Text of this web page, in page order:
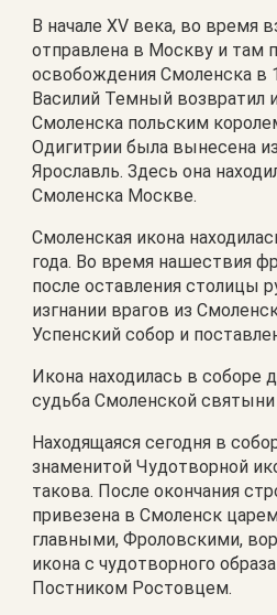
В начале XV века, во время
отправлена в Москву и там
освобождения Смоленска в
Василий Темный возвратил
Смоленска польским
Одигитрии была вынесена
Ярославль. Здесь она
Смоленска Москве.
Смоленская икона
года. Во время нашествия
после оставления столицы
изгнании врагов из
Успенский собор и
Икона находилась в соборе
судьба Смоленской святыни
Находящаяся сегодня в
знаменитой Чудотворной
такова. После окончания
привезена в Смоленск
главными, Фроловскими,
икона с чудотворного
Постником Ростовцем.